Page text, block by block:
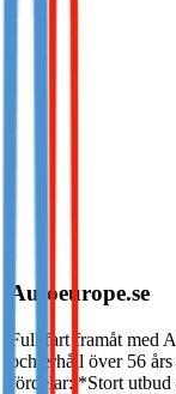
Autoeurope.se
Full fart framåt med
och erhåll över 56
fördelar: *Stort